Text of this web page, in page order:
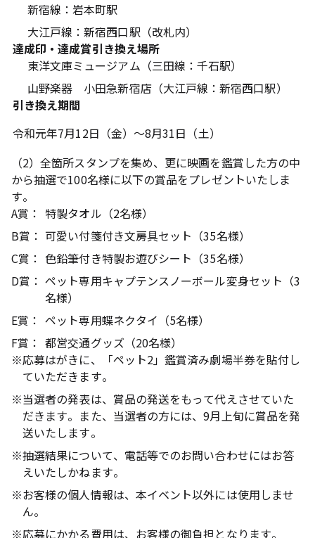
新宿線：岩本町駅
大江戸線：新宿西口駅（改札内）
達成印・達成賞引き換え場所
東洋文庫ミュージアム（三田線：千石駅）
山野楽器 小田急新宿店（大江戸線：新宿西口駅）
引き換え期間
令和元年7月12日（金）～8月31日（土）
（2）全箇所スタンプを集め、更に映画を鑑賞した方の中
から抽選で100名様に以下の賞品をプレゼントいたしま
す。
A賞： 特製タオル（2名様）
B賞： 可愛い付箋付き文房具セット（35名様）
C賞： 色鉛筆付き特製お遊びシート（35名様）
D賞： ペット専用キャプテンスノーボール変身セット（3
名様）
E賞： ペット専用蝶ネクタイ（5名様）
F賞： 都営交通グッズ（20名様）
※応募はがきに、「ペット2」鑑賞済み劇場半券を貼付し
ていただきます。
※当選者の発表は、賞品の発送をもって代えさせていた
だきます。また、当選者の方には、9月上旬に賞品を発
送いたします。
※抽選結果について、電話等でのお問い合わせにはお答
えいたしかねます。
※お客様の個人情報は、本イベント以外には使用しませ
ん。
※応募にかかる費用は、お客様の御負担となります。